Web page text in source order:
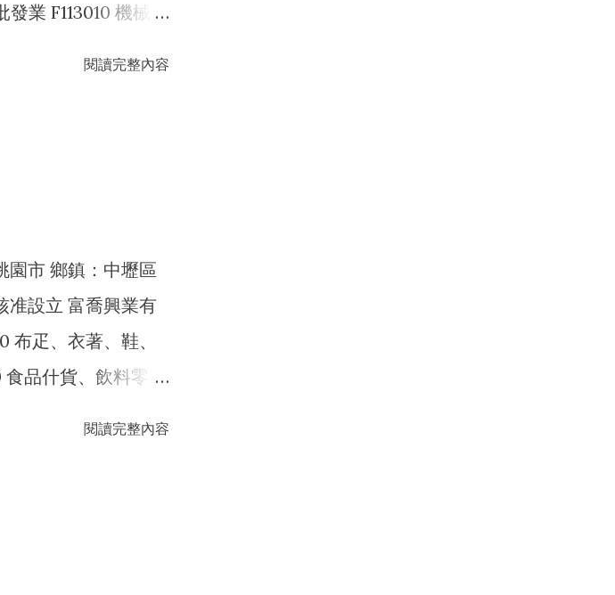
發業 F113010 機械批
閱讀完整內容
園市 鄉鎮：中壢區
准設立 富喬興業有
布疋、衣著、鞋、
品什貨、飲料零售
止或限制之業務
業 F105050 家
閱讀完整內容